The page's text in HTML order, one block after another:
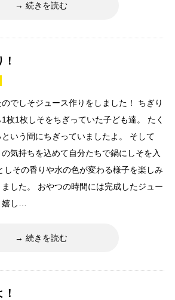
続きを読む
でしそジュース作りをしました！ ちぎり
枚1枚しそをちぎっていた子ども達。 たく
いう間にちぎっていましたよ。 そして
の気持ちを込めて自分たちで鍋にしそを入
しその香りや水の色が変わる様子を楽しみ
した。 おやつの時間には完成したジュー
し…
続きを読む